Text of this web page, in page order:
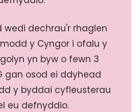
wedi dechrau'r rhaglen
y Cyngor i ofalu y
yn byw o fewn 3
gan osod ei ddyhead
y byddai cyfleusterau
eu defnyddio.